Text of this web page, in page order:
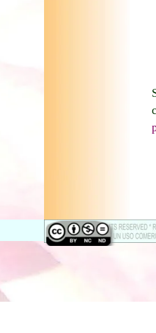
Regreso al contenido